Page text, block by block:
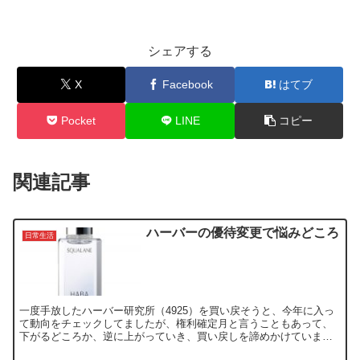
シェアする
X Facebook はてブ
Pocket LINE コピー
関連記事
日常生活 ハーバーの優待変更で悩みどころ
一度手放したハーバー研究所（4925）を買い戻そうと、今年に入っ
て動向をチェックしてましたが、権利確定月と言うこともあって、
下がるどころか、逆に上がっていき、買い戻しを諦めかけていまし